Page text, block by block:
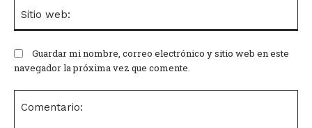
Guardar mi nombre, correo electrónico y sitio web en este
navegador la próxima vez que comente.